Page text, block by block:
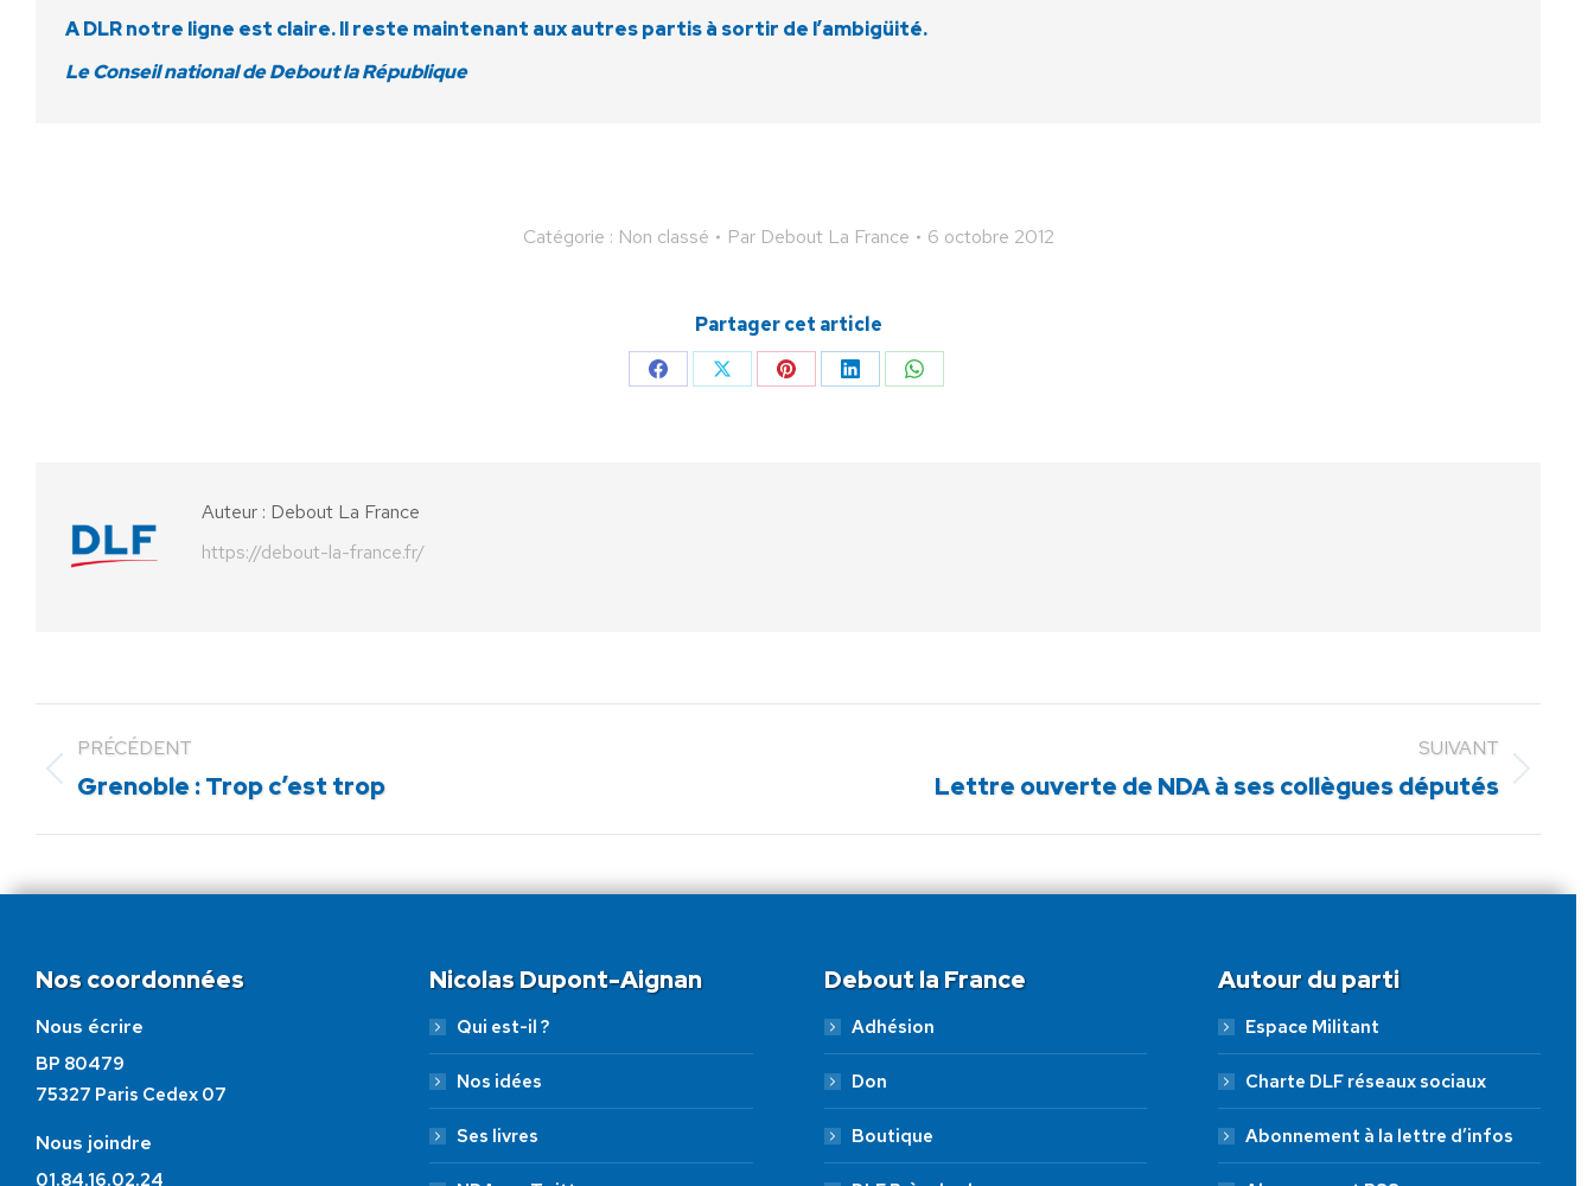
A DLR notre ligne est claire. Il reste maintenant aux autres partis à sortir de l’ambigüité.
Le Conseil national de Debout la République
Catégorie : Non classé Par Debout La France 6 octobre 2012
Partager cet article
PartagerPartagerPartagerPartagerPartager
Auteur : Debout La France
https://debout-la-france.fr/
PRÉCÉDENT
Article
:
Grenoble : Trop c’est trop
SUIVANT
:
Lettre ouverte de NDA à ses collègues députés
Nos coordonnées
Nous écrire
BP 80479
75327 Paris Cedex 07
Nous joindre
01.84.16.02.24
Nicolas Dupont-Aignan
Qui est-il ?
Nos idées
Ses livres
Debout la France
Adhésion
Don
Boutique
Autour du parti
Espace Militant
Charte DLF réseaux sociaux
Abonnement à la lettre d’infos